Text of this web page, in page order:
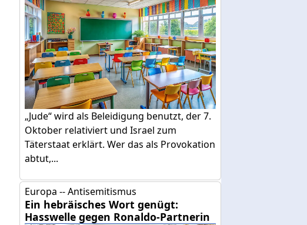
„Jude“ wird als Beleidigung benutzt, der 7.
Oktober relativiert und Israel zum
Täterstaat erklärt. Wer das als Provokation
abtut,...
Europa -- Antisemitismus
Ein hebräisches Wort genügt:
Hasswelle gegen Ronaldo-Partnerin